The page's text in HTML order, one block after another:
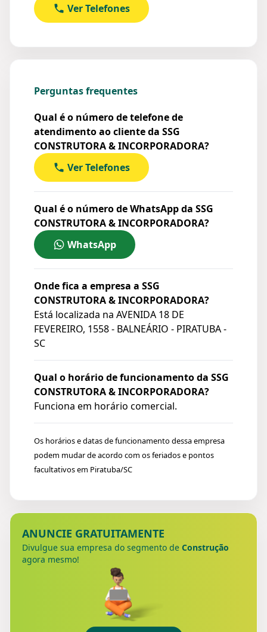
Ver Telefones
Perguntas frequentes
Qual é o número de telefone de
atendimento ao cliente da SSG
CONSTRUTORA & INCORPORADORA?
Ver Telefones
Qual é o número de WhatsApp da SSG
CONSTRUTORA & INCORPORADORA?
WhatsApp
Onde fica a empresa a SSG
CONSTRUTORA & INCORPORADORA?
Está localizada na AVENIDA 18 DE
FEVEREIRO, 1558 - BALNEÁRIO - PIRATUBA -
SC
Qual o horário de funcionamento da SSG
CONSTRUTORA & INCORPORADORA?
Funciona em horário comercial.
Os horários e datas de funcionamento dessa empresa
podem mudar de acordo com os feriados e pontos
facultativos em Piratuba/SC
ANUNCIE GRATUITAMENTE
Divulgue sua empresa do segmento de Construção
agora mesmo!